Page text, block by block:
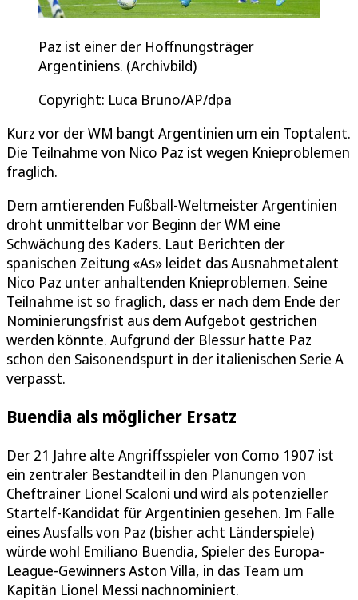
Paz ist einer der Hoffnungsträger
Argentiniens. (Archivbild)
Copyright: Luca Bruno/AP/dpa
Kurz vor der WM bangt Argentinien um ein Toptalent.
Die Teilnahme von Nico Paz ist wegen Knieproblemen
fraglich.
Dem amtierenden Fußball-Weltmeister Argentinien
droht unmittelbar vor Beginn der WM eine
Schwächung des Kaders. Laut Berichten der
spanischen Zeitung «As» leidet das Ausnahmetalent
Nico Paz unter anhaltenden Knieproblemen. Seine
Teilnahme ist so fraglich, dass er nach dem Ende der
Nominierungsfrist aus dem Aufgebot gestrichen
werden könnte. Aufgrund der Blessur hatte Paz
schon den Saisonendspurt in der italienischen Serie A
verpasst.
Buendia als möglicher Ersatz
Der 21 Jahre alte Angriffsspieler von Como 1907 ist
ein zentraler Bestandteil in den Planungen von
Cheftrainer Lionel Scaloni und wird als potenzieller
Startelf-Kandidat für Argentinien gesehen. Im Falle
eines Ausfalls von Paz (bisher acht Länderspiele)
würde wohl Emiliano Buendia, Spieler des Europa-
League-Gewinners Aston Villa, in das Team um
Kapitän Lionel Messi nachnominiert.